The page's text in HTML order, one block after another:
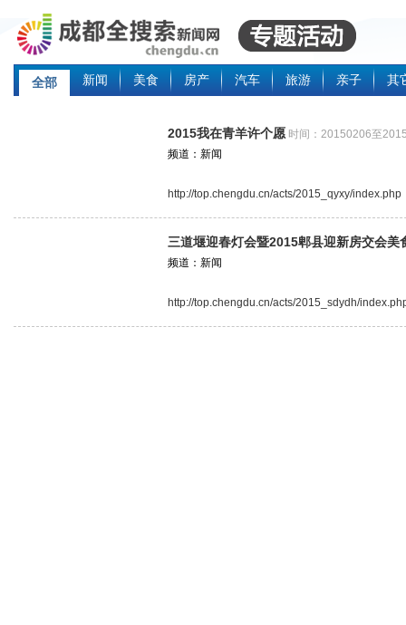
全部 新闻 美食 房产 汽车 旅游 亲子 其
2015我在青羊许个愿 时间：20150206至
频道：新闻
http://top.chengdu.cn/acts/2015_qyxy/index.php
三道堰迎春灯会暨2015郫县迎新房交会美
频道：新闻
http://top.chengdu.cn/acts/2015_sdydh/